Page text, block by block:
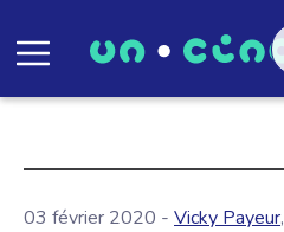
03 février 2020 - Vicky Payeur,